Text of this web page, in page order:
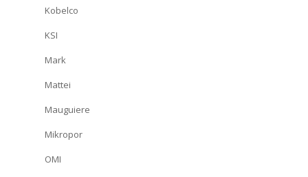
Kobelco
KSI
Mark
Mattei
Mauguiere
Mikropor
OMI